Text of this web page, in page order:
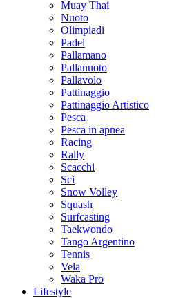
Muay Thai
Nuoto
Olimpiadi
Padel
Pallamano
Pallanuoto
Pallavolo
Pattinaggio
Pattinaggio Artistico
Pesca
Pesca in apnea
Racing
Rally
Scacchi
Sci
Snow Volley
Squash
Surfcasting
Taekwondo
Tango Argentino
Tennis
Vela
Waka Pro
Lifestyle